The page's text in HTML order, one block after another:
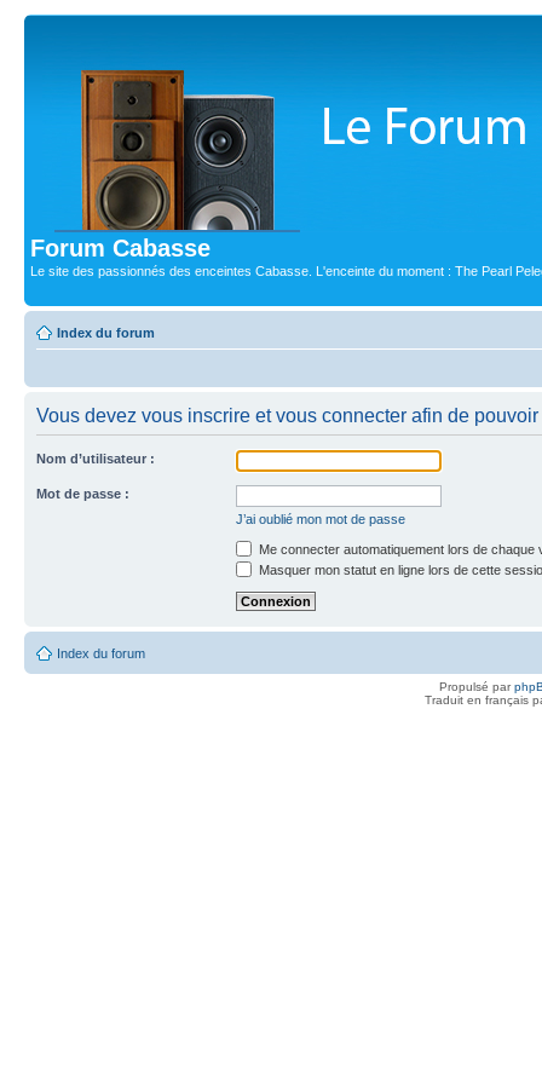
Forum Cabasse
Le site des passionnés des enceintes Cabasse. L'enceinte du moment : The Pearl
Index du forum
Vous devez vous inscrire et vous connecter afin de
Nom d’utilisateur :
Mot de passe :
J’ai oublié mon mot de passe
Me connecter automatiquement lors de chaque
Masquer mon statut en ligne lors de cette
Index du forum
Propulsé par
Traduit en français